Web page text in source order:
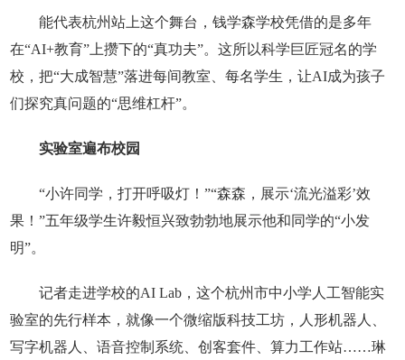
能代表杭州站上这个舞台，钱学森学校凭借的是多年
在“AI+教育”上攒下的“真功夫”。这所以科学巨匠冠名的学
校，把“大成智慧”落进每间教室、每名学生，让AI成为孩子
们探究真问题的“思维杠杆”。
实验室遍布校园
“小许同学，打开呼吸灯！”“森森，展示‘流光溢彩’效
果！”五年级学生许毅恒兴致勃勃地展示他和同学的“小发
明”。
记者走进学校的AI Lab，这个杭州市中小学人工智能实
验室的先行样本，就像一个微缩版科技工坊，人形机器人、
写字机器人、语音控制系统、创客套件、算力工作站……琳